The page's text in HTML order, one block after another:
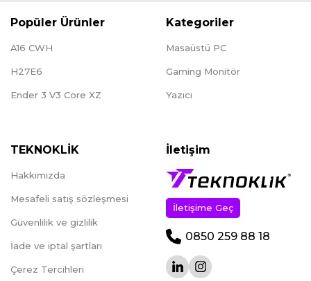
Popüler Ürünler
A16 CWH
H27E6
Ender 3 V3 Core XZ
Kategoriler
Masaüstü PC
Gaming Monitör
Yazıcı
TEKNOKLİK
Hakkımızda
Mesafeli satış sözleşmesi
Güvenlilik ve gizlilik
İade ve iptal şartları
Çerez Tercihleri
İletişim
İletişime Geç
0850 259 88 18